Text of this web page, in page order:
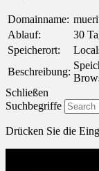
Domainname:
Ablauf:
30
Speicherort:
Beschreibung:
Schließen
Suchbegriffe
Drücken Sie die